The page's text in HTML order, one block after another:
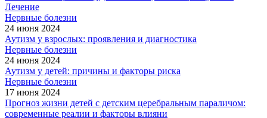
Лечение
Нервные болезни
24 июня 2024
Аутизм у взрослых: проявления и диагностика
Нервные болезни
24 июня 2024
Аутизм у детей: причины и факторы риска
Нервные болезни
17 июня 2024
Прогноз жизни детей с детским церебральным параличом:
современные реалии и факторы влияни